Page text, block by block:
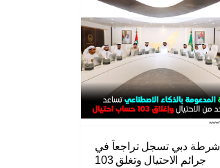
شرطة دبي تسجل تراجعاً في
جرائم الاحتيال وتغلق 103